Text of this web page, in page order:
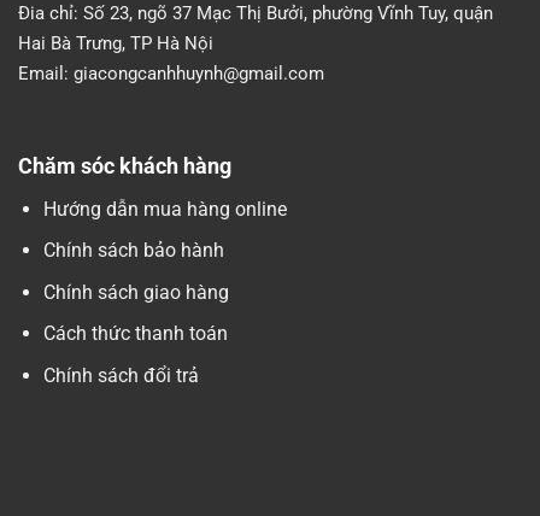
Đia chỉ: Số 23, ngõ 37 Mạc Thị Bưởi, phường Vĩnh Tuy, quận
Hai Bà Trưng, TP Hà Nội
Email: giacongcanhhuynh@gmail.com
Chăm sóc khách hàng
Hướng dẫn mua hàng online
Chính sách bảo hành
Chính sách giao hàng
Cách thức thanh toán
Chính sách đổi trả